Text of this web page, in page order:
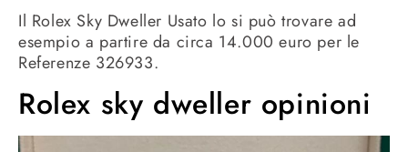
Il Rolex Sky Dweller Usato lo si può trovare ad
esempio a partire da circa 14.000 euro per le
Referenze 326933.
Rolex sky dweller opinioni